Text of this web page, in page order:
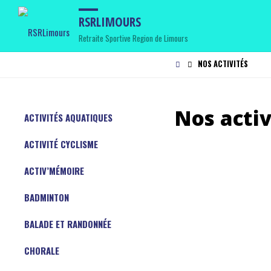
RSRLIMOURS
Retraite Sportive Region de Limours
HOMENOS ACTIVITÉS
Nos
ACTIVITÉS AQUATIQUES
ACTIVITÉ CYCLISME
ACTIV’MÉMOIRE
BADMINTON
BALADE ET RANDONNÉE
CHORALE